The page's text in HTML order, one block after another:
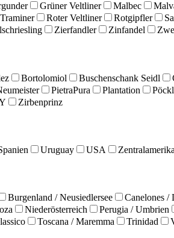
Grüner Veltliner Malbec
Roter Veltliner Rotgipfler
Zierfandler Zinfandel
Bortolomiol Buschenschank Seidl
PietraPura Plantation Pöckl
Zirbenprinz
Uruguay USA
Burgenland / Neusiedlersee Canelones /
Niederösterreich Perugia / Umbrien
Toscana / Maremma Trinidad